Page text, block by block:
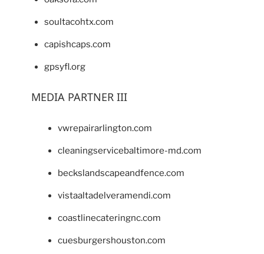
soultacohtx.com
capishcaps.com
gpsyfl.org
MEDIA PARTNER III
vwrepairarlington.com
cleaningservicebaltimore-md.com
beckslandscapeandfence.com
vistaaltadelveramendi.com
coastlinecateringnc.com
cuesburgershouston.com